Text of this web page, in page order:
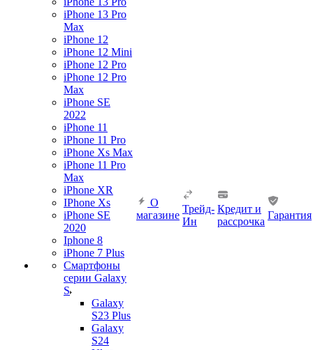
iPhone 13 Pro
Max
iPhone 12
iPhone 12 Mini
iPhone 12 Pro
iPhone 12 Pro
Max
iPhone SE
2022
iPhone 11
iPhone 11 Pro
iPhone Xs Max
iPhone 11 Pro
Max
iPhone XR
IPhone Xs
iPhone SE
2020
Iphone 8
iPhone 7 Plus
Смартфоны
серии Galaxy
S
Galaxy
S23 Plus
Galaxy
S24
О
магазине
Трейд-
Ин
Кредит и
рассрочка
Гарантия